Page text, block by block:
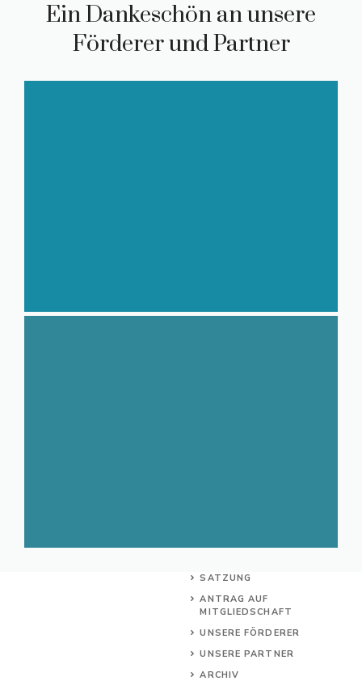
Ein Dankeschön an unsere
Förderer und Partner
SATZUNG
ANTRAG AUF
MITGLIEDSCHAFT
UNSERE FÖRDERER
UNSERE PARTNER
ARCHIV